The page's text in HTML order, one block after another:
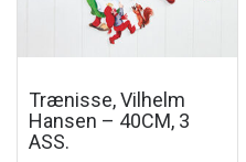
Trænisse, Vilhelm
Hansen – 40CM, 3
ASS.